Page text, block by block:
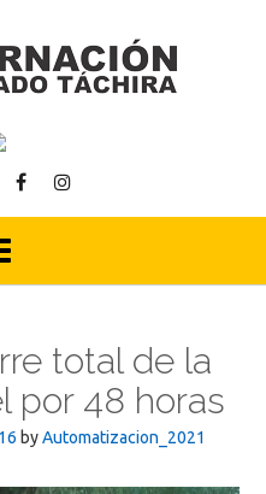
total de la
por 48 horas
byAutomatizacion_2021